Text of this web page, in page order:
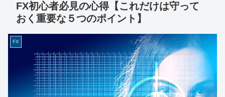
FX初心者必見の心得【これだけは守って
おく重要な５つのポイント】
FX